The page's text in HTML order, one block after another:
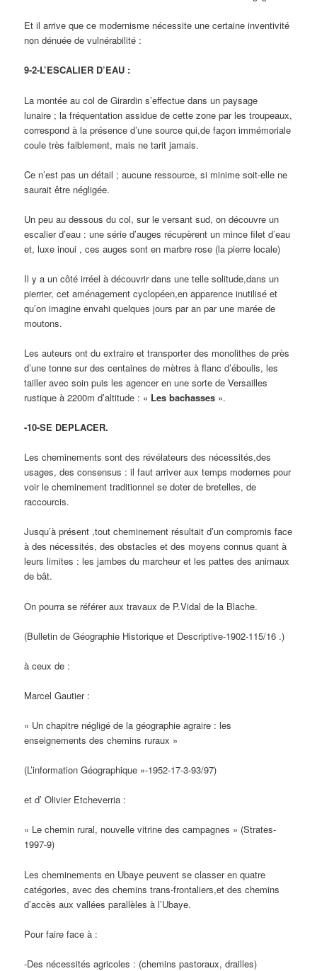
Et il arrive que ce modernisme nécessite une certaine inventivité
non dénuée de vulnérabilité :
9-2-L’ESCALIER D’EAU :
La montée au col de Girardin s’effectue dans un paysage
lunaire ; la fréquentation assidue de cette zone par les troupeaux,
correspond à la présence d’une source qui,de façon immémoriale
coule très faiblement, mais ne tarit jamais.
Ce n’est pas un détail ; aucune ressource, si minime soit-elle ne
saurait être négligée.
Un peu au dessous du col, sur le versant sud, on découvre un
escalier d’eau : une série d’auges récupèrent un mince filet d’eau
et, luxe inoui , ces auges sont en marbre rose (la pierre locale)
Il y a un côté irréel à découvrir dans une telle solitude,dans un
pierrier, cet aménagement cyclopéen,en apparence inutilisé et
qu’on imagine envahi quelques jours par an par une marée de
moutons.
Les auteurs ont du extraire et transporter des monolithes de près
d’une tonne sur des centaines de mètres à flanc d’éboulis, les
tailler avec soin puis les agencer en une sorte de Versailles
rustique à 2200m d’altitude : « Les bachasses ».
-10-SE DEPLACER.
Les cheminements sont des révélateurs des nécessités,des
usages, des consensus : il faut arriver aux temps modernes pour
voir le cheminement traditionnel se doter de bretelles, de
raccourcis.
Jusqu’à présent ,tout cheminement résultait d’un compromis face
à des nécessités, des obstacles et des moyens connus quant à
leurs limites : les jambes du marcheur et les pattes des animaux
de bât.
On pourra se référer aux travaux de P.Vidal de la Blache.
(Bulletin de Géographie Historique et Descriptive-1902-115/16 .)
à ceux de :
Marcel Gautier :
« Un chapitre négligé de la géographie agraire : les
enseignements des chemins ruraux »
(L’information Géographique »-1952-17-3-93/97)
et d’ Olivier Etcheverria :
« Le chemin rural, nouvelle vitrine des campagnes » (Strates-
1997-9)
Les cheminements en Ubaye peuvent se classer en quatre
catégories, avec des chemins trans-frontaliers,et des chemins
d’accès aux vallées parallèles à l’Ubaye.
Pour faire face à :
-Des nécessités agricoles : (chemins pastoraux, drailles)